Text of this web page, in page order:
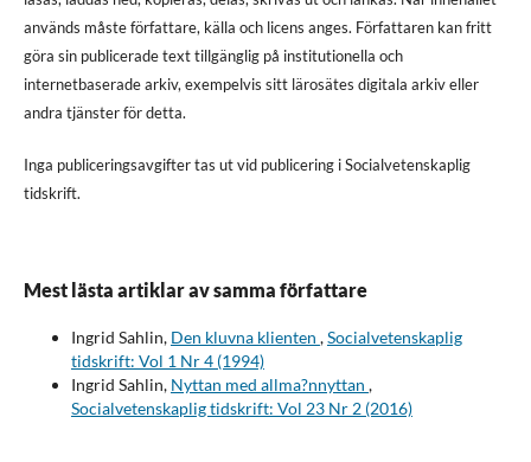
används måste författare, källa och licens anges. Författaren kan fritt
göra sin publicerade text tillgänglig på institutionella och
internetbaserade arkiv, exempelvis sitt lärosätes digitala arkiv eller
andra tjänster för detta.
Inga publiceringsavgifter tas ut vid publicering i Socialvetenskaplig
tidskrift.
Mest lästa artiklar av samma författare
Ingrid Sahlin, Den kluvna klienten ,Socialvetenskaplig
tidskrift: Vol 1 Nr 4 (1994)
Ingrid Sahlin, Nyttan med allma?nnyttan ,
Socialvetenskaplig tidskrift: Vol 23 Nr 2 (2016)